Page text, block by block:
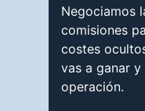
Negociamos
comisiones
costes
vas a ganar
operación.